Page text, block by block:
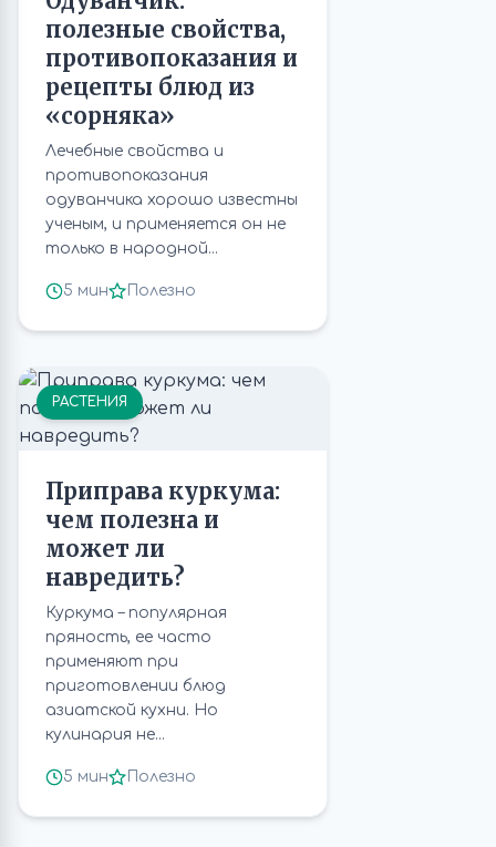
полезные свойства,
противопоказания и
рецепты блюд из
«сорняка»
Лечебные свойства и
противопоказания
одуванчика хорошо известны
ученым, и применяется он не
только в народной...
5 мин Полезно
РАСТЕНИЯ
Приправа куркума:
чем полезна и
может ли
навредить?
Куркума – популярная
пряность, ее часто
применяют при
приготовлении блюд
азиатской кухни. Но
кулинария не...
5 мин Полезно